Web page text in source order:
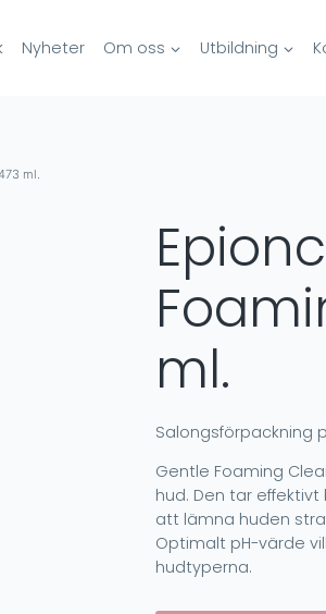
Nyheter Om oss Utbildning
ml.
ml.
Salongsförpackning
Gentle Foaming
hud. Den tar
att lämna huden
Optimalt pH-värde
hudtyperna.